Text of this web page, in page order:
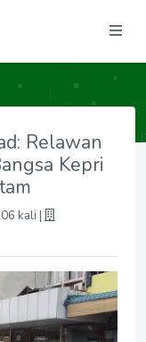
Relawan
Kepri
kali |